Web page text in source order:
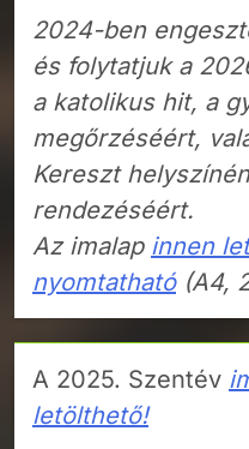
2024-ben
és folytatjuk a
a katolikus hit, a
megőrzéséért,
Kereszt
rendezéséért.
Az imalap innen
nyomtatható(A4,
A 2025. Szentév
letölthető!